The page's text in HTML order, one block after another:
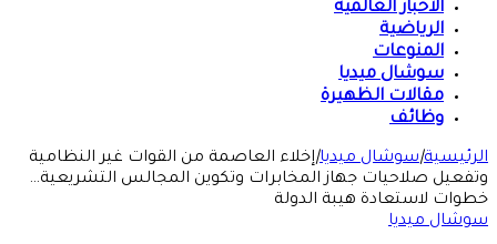
الأخبار العالمية
الرياضية
المنوعات
سوشال ميديا
مقالات الظهيرة
وظائف
الرئيسية|سوشال ميديا|إخلاء العاصمة من القوات غير النظامية
وتفعيل صلاحيات جهاز المخابرات وتكوين المجالس التشريعية…
خطوات لاستعادة هيبة الدولة
سوشال ميديا